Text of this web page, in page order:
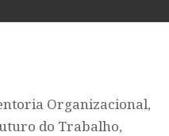
Organizacional,
do Trabalho,